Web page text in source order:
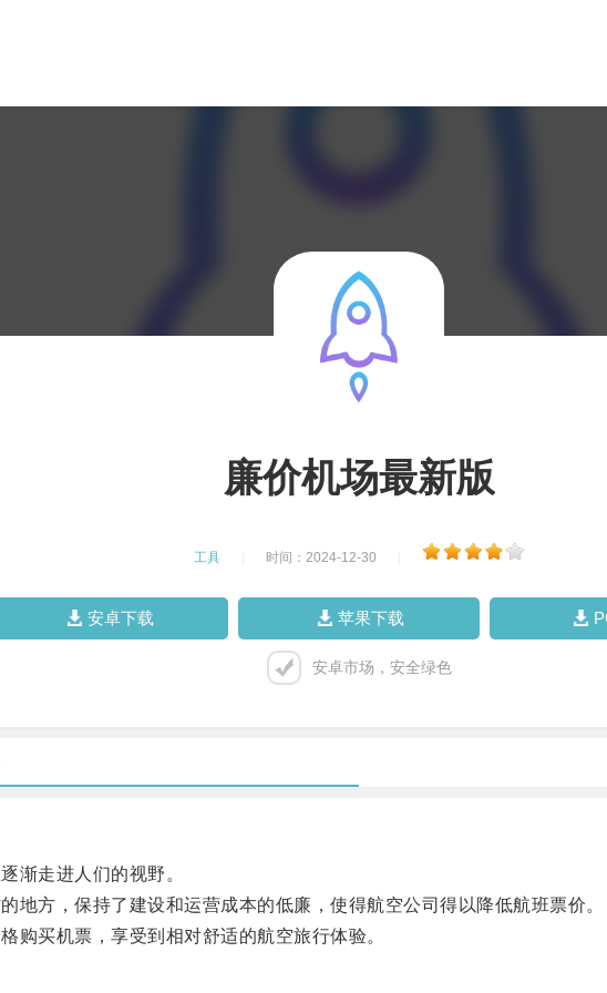
廉价机场最新版
工具 时间：2024-12-30
安卓下载 苹果下载
安卓市场，安全绿色
走进人们的视野。
方，保持了建设和运营成本的低廉，使得航空公司得以降低航班票价。
买机票，享受到相对舒适的航空旅行体验。